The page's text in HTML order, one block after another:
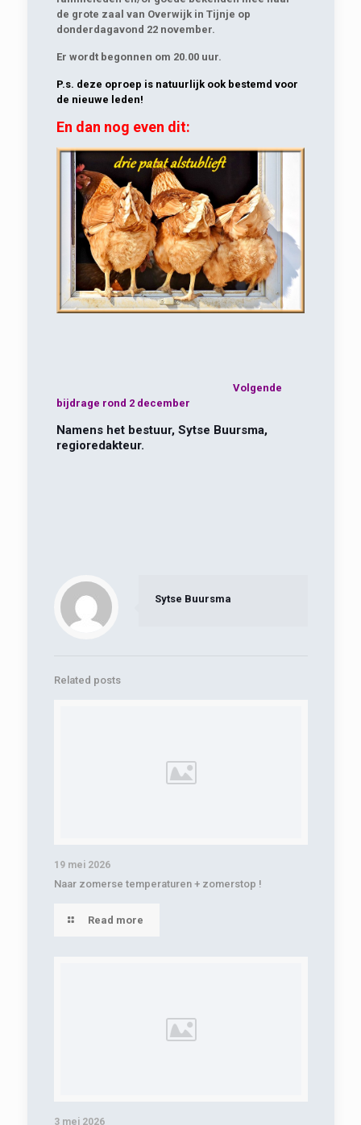
de grote zaal van Overwijk in Tijnje op
donderdagavond 22 november.
Er wordt begonnen om 20.00 uur.
P.s. deze oproep is natuurlijk ook bestemd voor
de nieuwe leden!
En dan nog even dit:
Volgende
bijdrage rond 2 december
Namens het bestuur, Sytse Buursma,
regioredakteur.
Sytse Buursma
Related posts
19 mei 2026
Naar zomerse temperaturen + zomerstop !
Read more
3 mei 2026